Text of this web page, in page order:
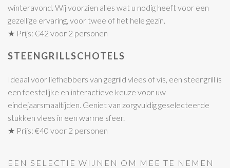
winteravond. Wij voorzien alles wat u nodig heeft voor een
gezellige ervaring, voor twee of het hele gezin.
★ Prijs: €42 voor 2 personen
STEENGRILLSCHOTELS
Ideaal voor liefhebbers van gegrild vlees of vis, een steengrill is
een feestelijke en interactieve keuze voor uw
eindejaarsmaaltijden. Geniet van zorgvuldig geselecteerde
stukken vlees in een warme sfeer.
★ Prijs: €40 voor 2 personen
EEN SELECTIE WIJNEN OM MEE TE NEMEN